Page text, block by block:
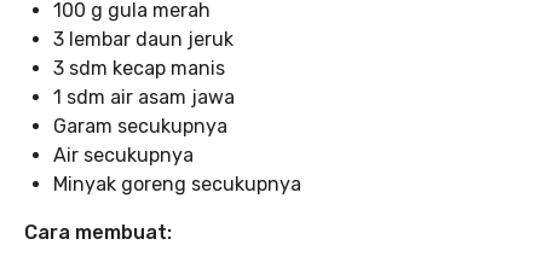
100 g gula merah
3 lembar daun jeruk
3 sdm kecap manis
1 sdm air asam jawa
Garam secukupnya
Air secukupnya
Minyak goreng secukupnya
Cara membuat: